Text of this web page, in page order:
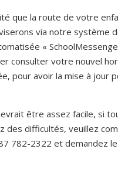
que la route de votre
via notre système
«
consulter votre nouvel
pour avoir la mise à jour
être assez facile, si
des difficultés, veuillez
782-2322 et demandez